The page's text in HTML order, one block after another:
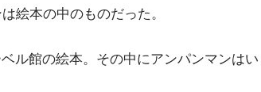
絵本の中のものだった。
ル館の絵本。その中にアンパンマンはい